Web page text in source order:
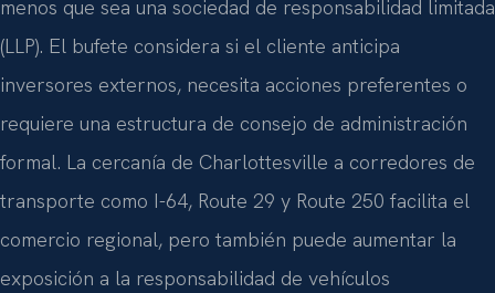
menos que sea una sociedad de responsabilidad limitada
(LLP). El bufete considera si el cliente anticipa
inversores externos, necesita acciones preferentes o
requiere una estructura de consejo de administración
formal. La cercanía de Charlottesville a corredores de
transporte como I-64, Route 29 y Route 250 facilita el
comercio regional, pero también puede aumentar la
exposición a la responsabilidad de vehículos